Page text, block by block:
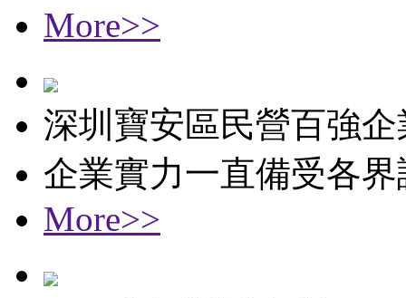
More>>
深圳寶安區民營百強企
企業實力一直備受各界
More>>